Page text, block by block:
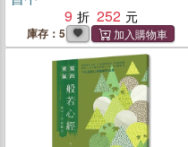
9
252
庫存：5